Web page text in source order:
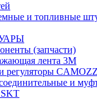
и топливные
(запчасти)
лента 3М
регуляторы
и